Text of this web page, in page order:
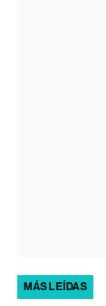
MÁS LEÍDAS